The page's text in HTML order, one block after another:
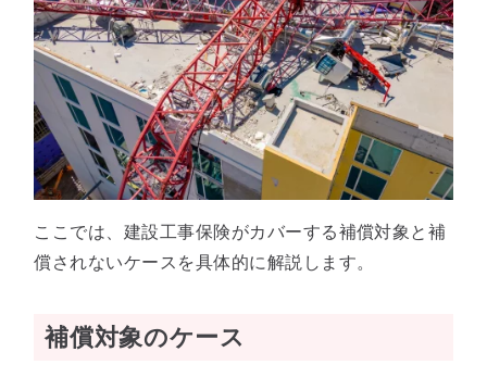
ここでは、建設工事保険がカバーする補償対象と補
償されないケースを具体的に解説します。
補償対象のケース